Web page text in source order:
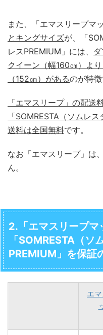
また、「エマスリープマ
とキングサイズが、「
レスPREMIUM」には、
クイーン（幅160㎝）よ
（152㎝）があるのが特徴
「エマスリープ」の配送
「SOMRESTA（ソムレ
送料は全国無料です。
なお「エマスリープ」は
ん。
2.「エマスリープマ
「SOMRESTA（ソ
PREMIUM」を保証
エ